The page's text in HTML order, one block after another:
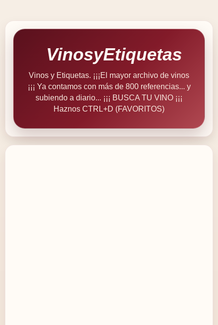
VinosyEtiquetas
Vinos y Etiquetas. ¡¡¡El mayor archivo de vinos
¡¡¡ Ya contamos con más de 800 referencias... y
subiendo a diario... ¡¡¡ BUSCA TU VINO ¡¡¡
Haznos CTRL+D (FAVORITOS)